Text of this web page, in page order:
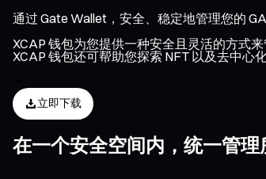
通过 Gate Wallet，安全、稳定地管理您的
XCAP 钱包为您提供一种安全且灵活的方式
XCAP 钱包还可帮助您探索 NFT 以及去中心
立即下载
在一个安全空间内，统一管理